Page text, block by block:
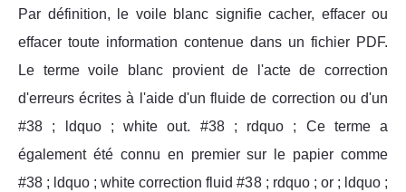
Par définition, le voile blanc signifie cacher, effacer ou
effacer toute information contenue dans un fichier PDF.
Le terme voile blanc provient de l'acte de correction
d'erreurs écrites à l'aide d'un fluide de correction ou d'un
#38 ; ldquo ; white out. #38 ; rdquo ; Ce terme a
également été connu en premier sur le papier comme
#38 ; ldquo ; white correction fluid #38 ; rdquo ; or ; ldquo ;